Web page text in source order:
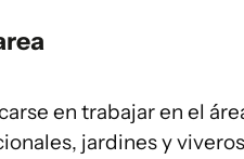
en trabajar en el
jardines y